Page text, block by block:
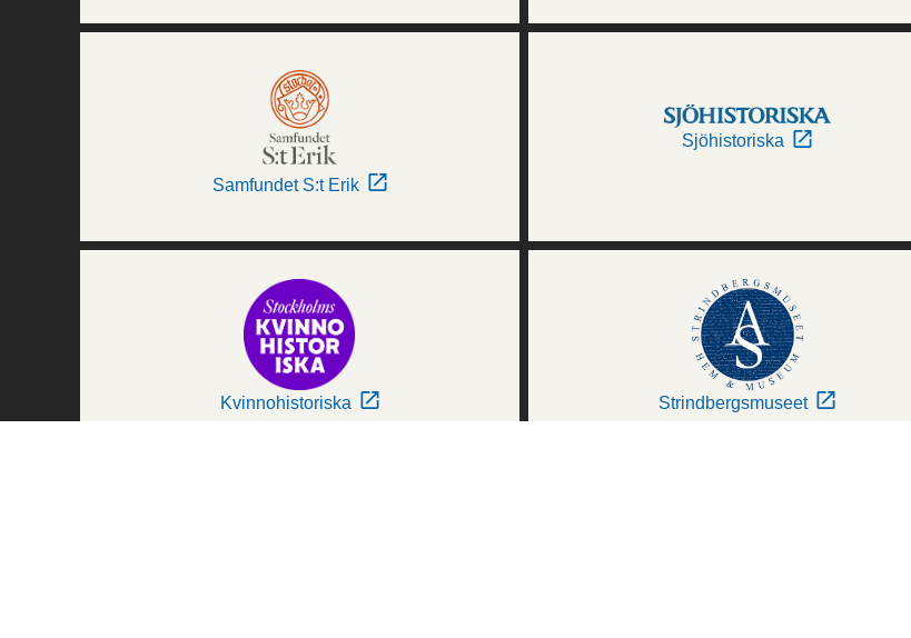
Samfundet S:t Erik
Sjöhistoriska
Kvinnohistoriska Strindbergsmuseet